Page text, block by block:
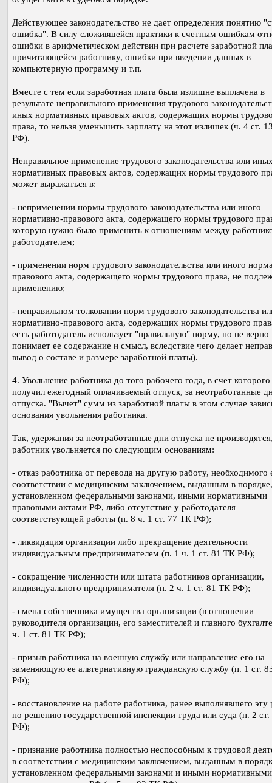
Действующее законодательство не дает определения понятию
ошибка". В силу сложившейся практики к счетным ошибкам
ошибки в арифметическом действии при расчете заработной
причитающейся работнику, ошибки при введении данных в
компьютерную программу и т.п.
Вместе с тем если заработная плата была излишне выплачена в
результате неправильного применения трудового
иных нормативных правовых актов, содержащих нормы
права, то нельзя уменьшить зарплату на этот излишек (ч. 4 ст.
РФ).
Неправильное применение трудового законодательства или
нормативных правовых актов, содержащих нормы трудового
может выражаться в:
- неприменении нормы трудового законодательства или иного
нормативно-правового акта, содержащего нормы трудового
которую нужно было применить к отношениям между
работодателем;
- применении норм трудового законодательства или иного
правового акта, содержащего нормы трудового права, не
применению;
- неправильном толковании норм трудового законодательства
нормативно-правового акта, содержащих нормы трудового
есть работодатель использует "правильную" норму, но не верно
понимает ее содержание и смысл, вследствие чего делает
вывод о составе и размере заработной платы).
4. Увольнение работника до того рабочего года, в счет
получил ежегодный оплачиваемый отпуск, за неотработанные
отпуска. "Вычет" сумм из заработной платы в этом случае
основания увольнения работника.
Так, удержания за неотработанные дни отпуска не
работник увольняется по следующим основаниям:
- отказ работника от перевода на другую работу, необходимого
соответствии с медицинским заключением, выданным в порядке,
установленном федеральными законами, иными нормативными
правовыми актами РФ, либо отсутствие у работодателя
соответствующей работы (п. 8 ч. 1 ст. 77 ТК РФ);
- ликвидация организации либо прекращение деятельности
индивидуальным предпринимателем (п. 1 ч. 1 ст. 81 ТК РФ);
- сокращение численности или штата работников организации,
индивидуального предпринимателя (п. 2 ч. 1 ст. 81 ТК РФ);
- смена собственника имущества организации (в отношении
руководителя организации, его заместителей и главного
ч. 1 ст. 81 ТК РФ);
- призыв работника на военную службу или направление его на
заменяющую ее альтернативную гражданскую службу (п. 1 ст.
РФ);
- восстановление на работе работника, ранее выполнявшего эту
по решению государственной инспекции труда или суда (п. 2
РФ);
- признание работника полностью неспособным к трудовой
в соответствии с медицинским заключением, выданным в
установленном федеральными законами и иными нормативными